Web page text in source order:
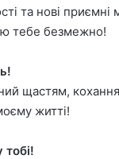
та нові
тебе безмежно!
щастям,
житті!